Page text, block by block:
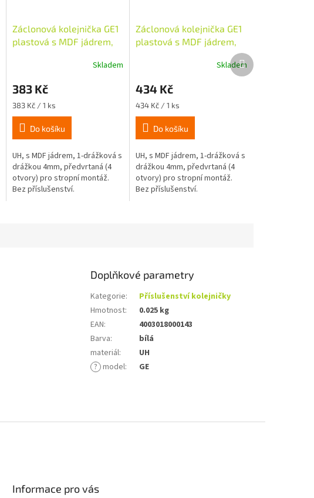
Záclonová kolejnička GE1
plastová s MDF jádrem,
Skladem
383 Kč
Měrná
cena:
383 Kč / 1 ks
Do košíku
UH, s MDF jádrem, 1-drážková s
drážkou 4mm, předvrtaná (4
otvory) pro stropní montáž.
Bez příslušenství.
Záclonová kolejnička GE1
plastová s MDF jádrem,
Skladem
434 Kč
Měrná
cena:
434 Kč / 1 ks
Do košíku
UH, s MDF jádrem, 1-drážková s
drážkou 4mm, předvrtaná (4
otvory) pro stropní montáž.
Bez příslušenství.
Další
produkt
Doplňkové parametry
Kategorie:
Příslušenství kolejničky
Hmotnost:
0.025 kg
EAN:
4003018000143
Barva:
bílá
materiál:
UH
? model: GE
Informace pro vás